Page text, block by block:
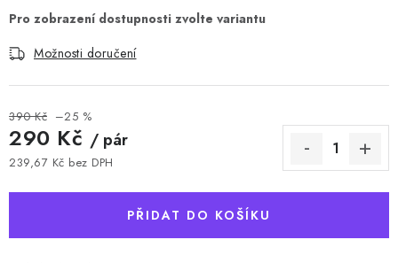
Možnosti doručení
390 Kč –25 %
290 Kč / pár
239,67 Kč bez DPH
PŘIDAT DO KOŠÍKU